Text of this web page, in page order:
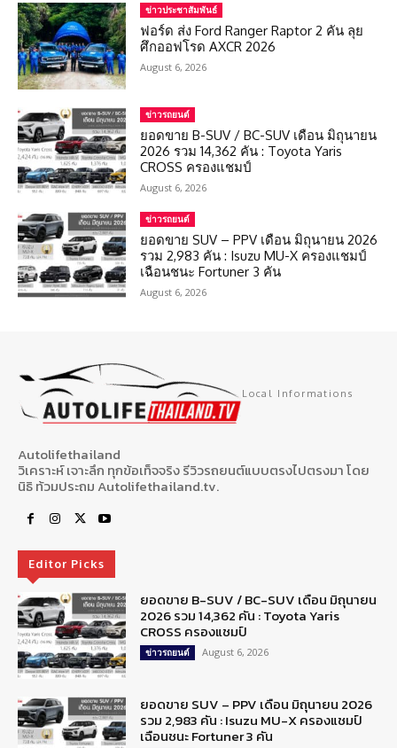
ข่าวประชาสัมพันธ์
ฟอร์ด ส่ง Ford Ranger Raptor 2 คัน ลุย
ศึกออฟโรด AXCR 2026
August 6, 2026
ข่าวรถยนต์
ยอดขาย B-SUV / BC-SUV เดือน มิถุนายน
2026 รวม 14,362 คัน : Toyota Yaris
CROSS ครองแชมป์
August 6, 2026
ข่าวรถยนต์
ยอดขาย SUV – PPV เดือน มิถุนายน 2026
รวม 2,983 คัน : Isuzu MU-X ครองแชมป์
เฉือนชนะ Fortuner 3 คัน
August 6, 2026
Local Informations
Autolifethailand
วิเคราะห์ เจาะลึก ทุกข้อเท็จจริง รีวิวรถยนต์แบบตรงไปตรงมา โดย
นิธิ ท้วมประถม Autolifethailand.tv.
Editor Picks
ยอดขาย B-SUV / BC-SUV เดือน มิถุนายน
2026 รวม 14,362 คัน : Toyota Yaris
CROSS ครองแชมป์
ข่าวรถยนต์ August 6, 2026
ยอดขาย SUV – PPV เดือน มิถุนายน 2026
รวม 2,983 คัน : Isuzu MU-X ครองแชมป์
เฉือนชนะ Fortuner 3 คัน